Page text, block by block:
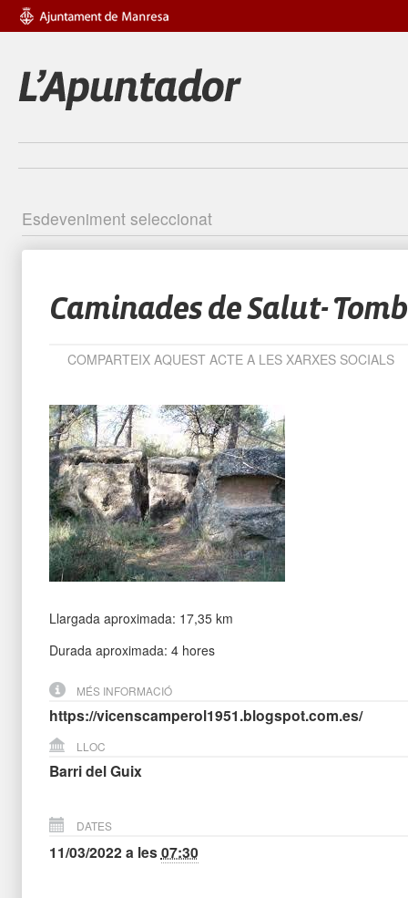
Esdeveniment seleccionat
Caminades de Salut-
COMPARTEIX AQUEST ACTE A LES XARXES SOCIALS
Llargada aproximada: 17,35 km
Durada aproximada: 4 hores
MÉS INFORMACIÓ
https://vicenscamperol1951.blogspot.com.es/
LLOC
Barri del Guix
DATES
11/03/2022 a les07:30